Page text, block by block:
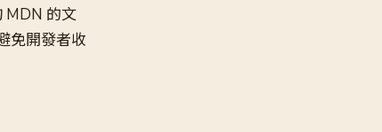
MDN 的文
免開發者收